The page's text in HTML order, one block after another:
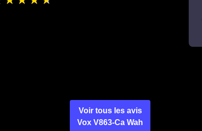
Voir tous les avis
Vox V863-Ca Wah